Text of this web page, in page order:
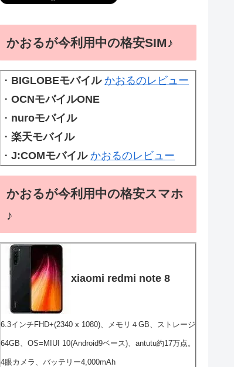
かおるが今利用中の格安SIM♪
・ BIGLOBEモバイル かおるのレビュー
・ OCNモバイルONE
・ nuroモバイル
・ 楽天モバイル
・ J:COMモバイル かおるのレビュー
かおるが今利用中の格安スマホ
♪
xiaomi redmi note 8
6.3インチFHD+(2340 x 1080)、メモリ４GB、ストレージ
64GB、OS=MIUI 10(Android9ベース)、antutu約17万点。
4眼カメラ、バッテリー4,000mAh